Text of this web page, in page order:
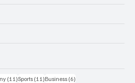
(11)11 Beiträge
Sports (11)11 Beiträge
Business (6)